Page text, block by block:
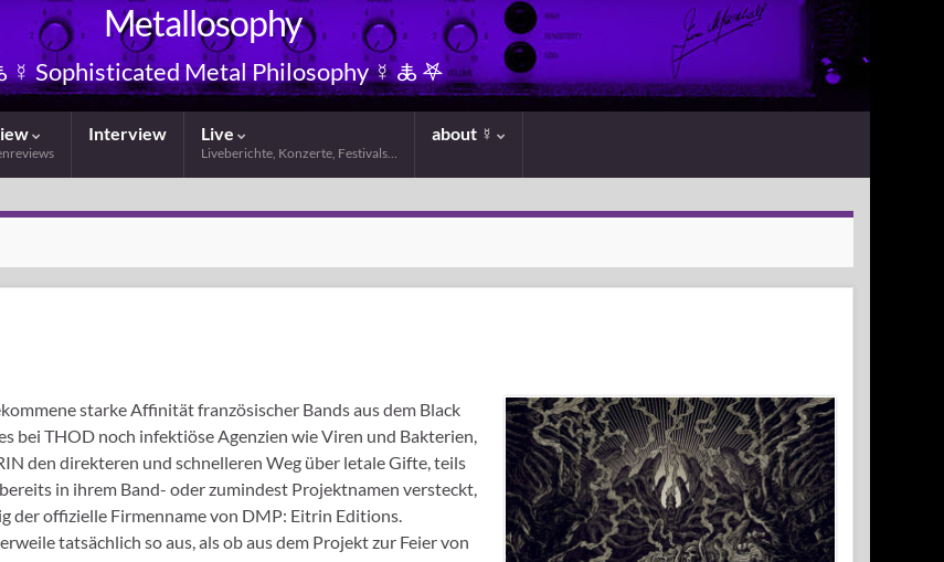
Metallosophy
Sophisticated Metal Philosophy ☿ 🜏 𖤐
Interview Live
Liveberichte, Konzerte, Festivals…
about ☿
starke Affinität französischer Bands aus dem Black
bei THOD noch infektiöse Agenzien wie Viren und Bakterien,
den direkteren und schnelleren Weg über letale Gifte, teils
in ihrem Band- oder zumindest Projektnamen versteckt,
der offizielle Firmenname von DMP: Eitrin Editions.
tatsächlich so aus, als ob aus dem Projekt zur Feier von